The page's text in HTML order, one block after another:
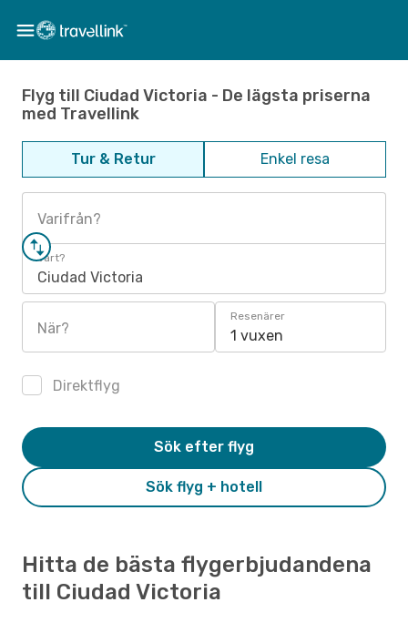
Flyg till Ciudad Victoria - De lägsta priserna
med Travellink
Tur & Retur Enkel resa
Varifrån?
Vart?
Ciudad Victoria
När?
Resenärer
1 vuxen
Direktflyg
Sök flyg + hotell
Sök efter flyg
Hitta de bästa flygerbjudandena
till Ciudad Victoria